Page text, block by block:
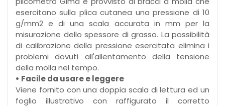
esercitano sulla plica cutanea una pressione di 10
g/mm2 e di una scala accurata in mm per la
misurazione dello spessore di grasso. La possibilità
di calibrazione della pressione esercitata elimina i
problemi dovuti all'allentamento della tensione
della molla nel tempo.
• Facile da usare e leggere
Viene fornito con una doppia scala di lettura ed un
foglio illustrativo con raffigurato il corretto